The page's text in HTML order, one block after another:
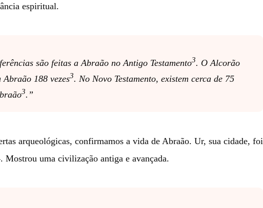
espiritual.
são feitas a Abraão no Antigo Testamento3. O Alcorão
188 vezes3. No Novo Testamento, existem cerca de 75
3.”
arqueológicas, confirmamos a vida de Abraão. Ur, sua cidade, foi
Mostrou uma civilização antiga e avançada.